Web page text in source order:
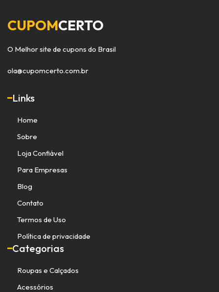
CUPOMCERTO
O Melhor site de cupons do Brasil
ola@cupomcerto.com.br
Links
Home
Sobre
Loja Confiável
Para Empresas
Blog
Contato
Termos de Uso
Política de privacidade
Categorias
Roupas e Calçados
Acessórios